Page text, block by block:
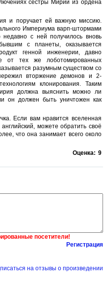
сестры Мирии из ордена
и поручает ей важную миссию.
Империума варп-штормами
с ней получилось вновь
с планеты, оказывается
генной инженерии, давно
от тех же лоботомированных
разумным существом со
вторжение демонов и 2-
клонирования. Таким
должна выяснить можно ли
он должен быть уничтожен как
Если вам нравится вселенная
можете обратить своё
что она занимает всего около
Оценка: 9
посетители!
Регистрация
на отзывы о произведении